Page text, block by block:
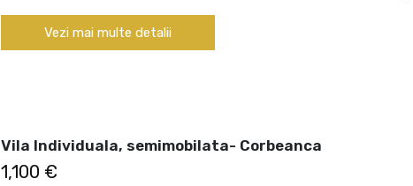
Vezi mai multe detalii
Vila Individuala, semimobilata- Corbeanca
1,100 €